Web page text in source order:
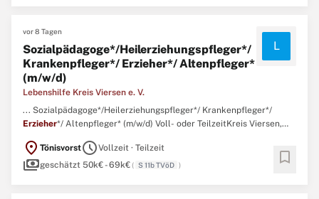
vor 8 Tagen
Sozialpädagoge*/Heilerziehungspfleger*/
Krankenpfleger*/ Erzieher*/ Altenpfleger*
(m/w/d)
Lebenshilfe Kreis Viersen e. V.
L
... Sozialpädagoge*/Heilerziehungspfleger*/ Krankenpfleger*/
Erzieher*/ Altenpfleger* (m/w/d) Voll- oder TeilzeitKreis Viersen,
location_on TönisvorstscheduleVollzeit · Teilzeit
paymentsgeschätzt 50k€ - 69k€( S 11b TVöD ) bookmark